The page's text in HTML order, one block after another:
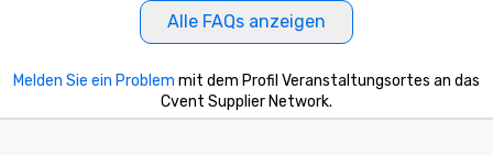
Alle FAQs anzeigen
Melden Sie ein Problem mit dem Profil Veranstaltungsortes an das
Cvent Supplier Network.